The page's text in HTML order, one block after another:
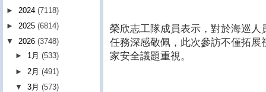
榮欣志工隊成員表示，對於海巡
任務深感敬佩，此次參訪不僅拓
家安全議題重視。
► 2024 (7118)
► 2025 (6814)
▼ 2026 (3748)
► 1月(533)
► 2月(491)
▼3月(573)